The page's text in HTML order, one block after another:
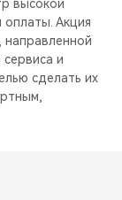
высокой
оплаты. Акция
направленной
и
сделать их